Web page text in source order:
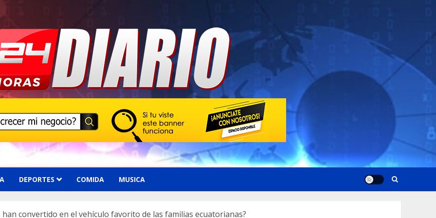
DEPORTES COMIDA MUSICA
han convertido en el vehículo favorito de las familias ecuatorianas?